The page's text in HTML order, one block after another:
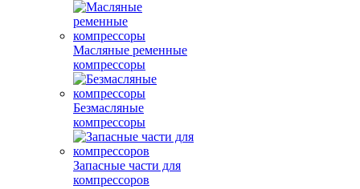
Масляные ременные
компрессоры
Безмасляные
компрессоры
Запасные части для
компрессоров